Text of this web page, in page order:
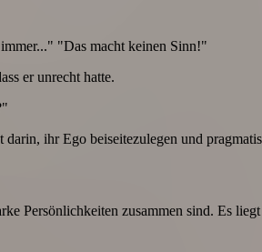
"Das macht keinen Sinn!"
er unrecht hatte.
ihr Ego beiseitezulegen und
Persönlichkeiten zusammen sind. Es